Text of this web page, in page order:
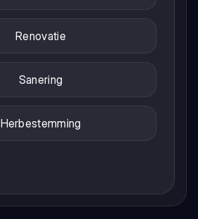
Renovatie
Sanering
Herbestemming